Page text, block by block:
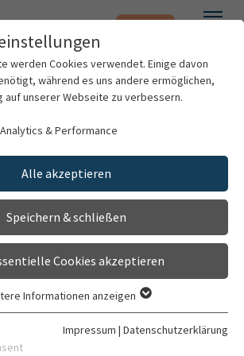
springen Notfall
Heidelberg
werden Cookies verwendet. Einige davon
während es uns andere ermöglichen,
auf unserer Webseite zu verbessern.
Analytics & Performance
Alle akzeptieren
Speichern & schließen
Cookies akzeptieren
werden für grundlegende Funktionen der
Dadurch ist gewährleistet, dass die
Informationen anzeigen
Impressum | Datenschutzerklärung